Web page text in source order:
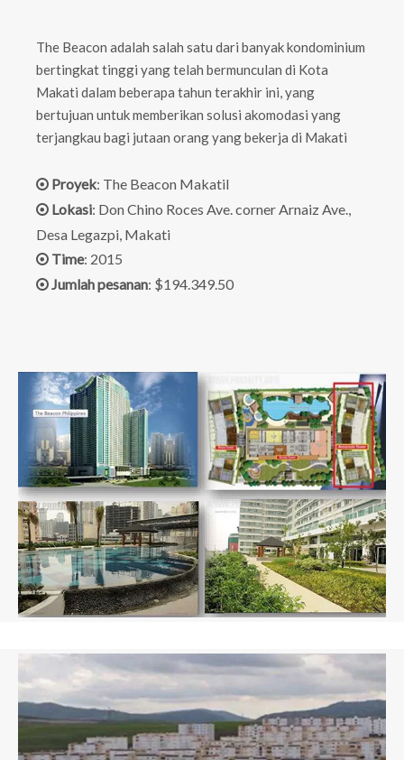
The Beacon adalah salah satu dari banyak kondominium
bertingkat tinggi yang telah bermunculan di Kota
Makati dalam beberapa tahun terakhir ini, yang
bertujuan untuk memberikan solusi akomodasi yang
terjangkau bagi jutaan orang yang bekerja di Makati
 Proyek: The Beacon Makatil
 Lokasi: Don Chino Roces Ave. corner Arnaiz Ave.,
Desa Legazpi, Makati
 Time: 2015
Jumlah pesanan: $194.349.50